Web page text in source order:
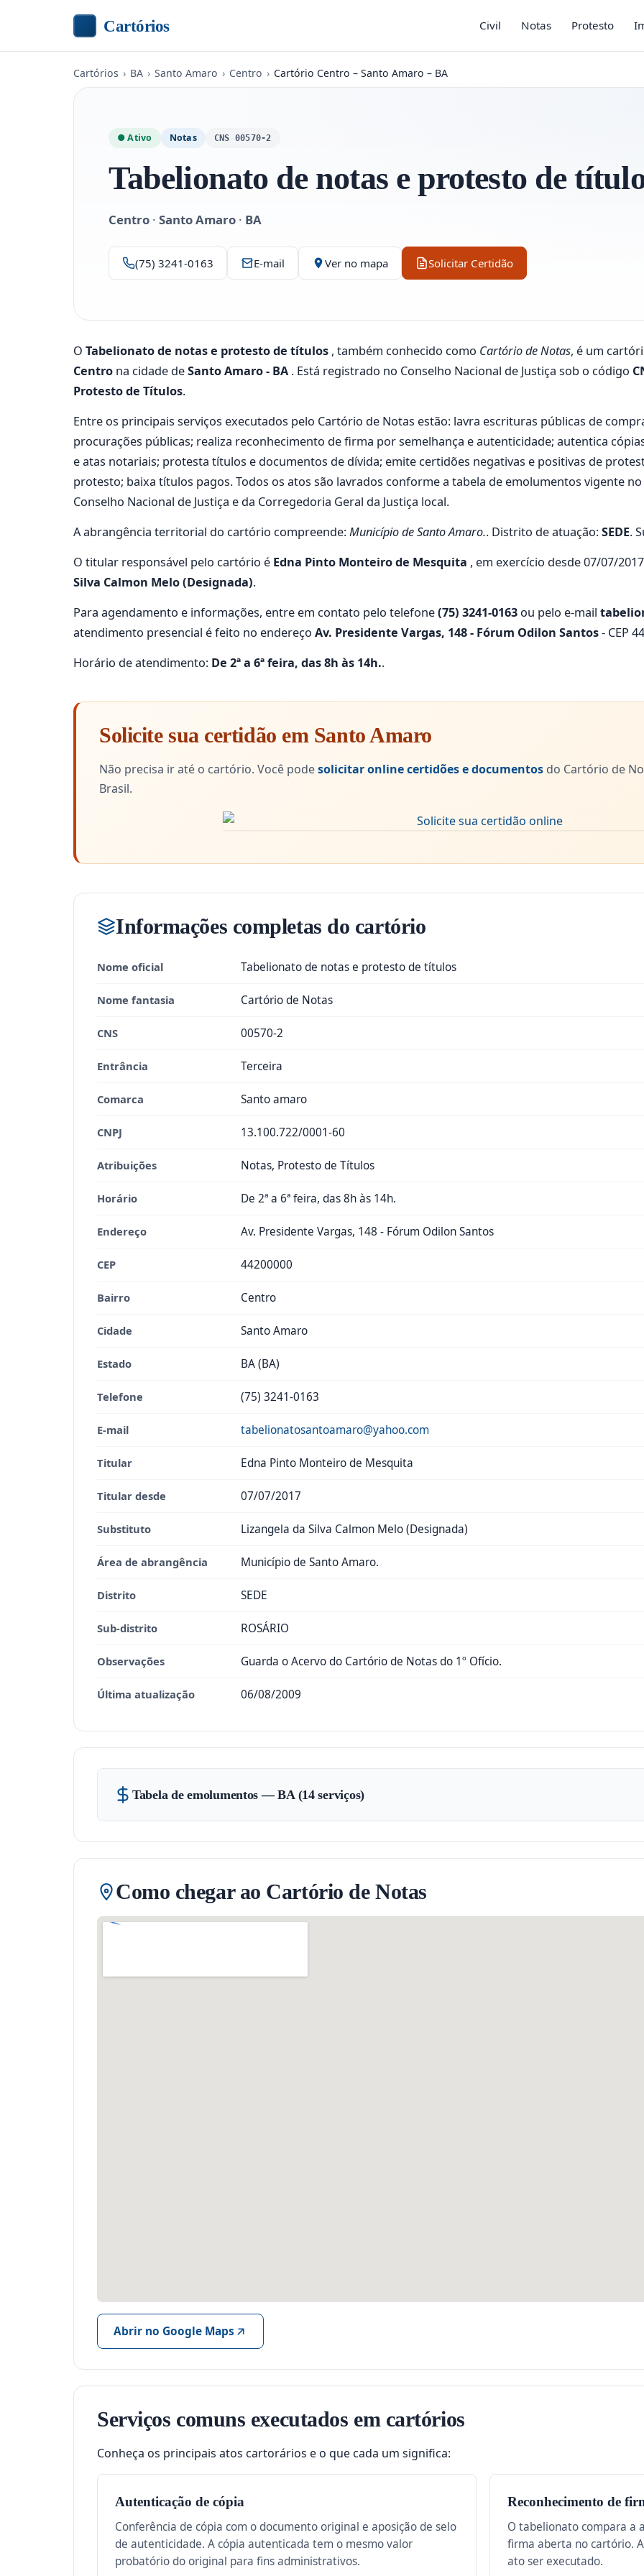
Cartórios Civil Notas Protesto
Cartórios › BA › Santo Amaro › Centro › Cartório Centro – Santo Amaro – BA
● Ativo Notas CNS 00570-2
Tabelionato de notas e protesto de
Centro · Santo Amaro · BA
(75) 3241-0163 E-mail Ver no mapa Solicitar Certidão
O Tabelionato de notas e protesto de títulos , também conhecido como Cartório de Notas, é um
Centro na cidade deSanto Amaro - BA . Está registrado no Conselho Nacional de Justiça sob o código
Protesto de Títulos.
Entre os principais serviços executados pelo Cartório de Notas estão: lavra escrituras públicas de
procurações públicas; realiza reconhecimento de firma por semelhança e autenticidade; autentica
e atas notariais; protesta títulos e documentos de dívida; emite certidões negativas e positivas de
protesto; baixa títulos pagos. Todos os atos são lavrados conforme a tabela de emolumentos vigente
Conselho Nacional de Justiça e da Corregedoria Geral da Justiça local.
A abrangência territorial do cartório compreende:Município de Santo Amaro.. Distrito de atuação:SEDE.
O titular responsável pelo cartório é Edna Pinto Monteiro de Mesquita , em exercício desde 07/07/
Silva Calmon Melo (Designada).
Para agendamento e informações, entre em contato pelo telefone(75) 3241-0163 ou pelo e-mail
atendimento presencial é feito no endereço Av. Presidente Vargas, 148 - Fórum Odilon Santos- CEP
Horário de atendimento: De 2ª a 6ª feira, das 8h às 14h..
Solicite sua certidão em Santo Amaro
Não precisa ir até o cartório. Você podesolicitar online certidões e documentos do Cartório de
Brasil.
Informações completas do cartório
Nome oficial Tabelionato de notas e protesto de títulos
Nome fantasia Cartório de Notas
CNS 00570-2
Entrância Terceira
Comarca Santo amaro
CNPJ 13.100.722/0001-60
Atribuições Notas, Protesto de Títulos
Horário De 2ª a 6ª feira, das 8h às 14h.
Endereço Av. Presidente Vargas, 148 - Fórum Odilon Santos
CEP 44200000
Bairro Centro
Cidade Santo Amaro
Estado BA (BA)
Telefone (75) 3241-0163
E-mail tabelionatosantoamaro@yahoo.com
Titular Edna Pinto Monteiro de Mesquita
Titular desde 07/07/2017
Substituto Lizangela da Silva Calmon Melo (Designada)
Área de abrangência Município de Santo Amaro.
Distrito SEDE
Sub-distrito ROSÁRIO
Observações Guarda o Acervo do Cartório de Notas do 1º Ofício.
Última atualização 06/08/2009
Tabela de emolumentos — BA (14 serviços)
Como chegar ao Cartório de Notas
Abrir no Google Maps
Serviços comuns executados em cartórios
Conheça os principais atos cartorários e o que cada um significa:
Autenticação de cópia
Conferência de cópia com o documento original e aposição de selo
de autenticidade. A cópia autenticada tem o mesmo valor
probatório do original para fins administrativos.
Reconhecimento de
O tabelionato compara a
firma aberta no cartório.
ato ser executado.